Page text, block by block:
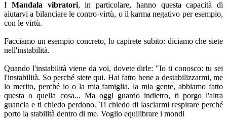
I Mandala vibratori, in particolare, hanno questa capacità di
aiutarvi a bilanciare le contro-virtù, o il karma negativo per esempio,
con le virtù.
Facciamo un esempio concreto, lo capirete subito: diciamo che siete
nell'instabilità.
Quando l'instabilità viene da voi, dovete dirle: "Io ti conosco: tu sei
l'instabilità. So perché siete qui. Hai fatto bene a destabilizzarmi, me
lo merito, perché io o la mia famiglia, la mia gente, abbiamo fatto
questa o quella cosa... Ma oggi guardo indietro, ti porgo l'altra
guancia e ti chiedo perdono. Ti chiedo di lasciarmi respirare perché
porto la stabilità dentro di me. Voglio equilibrare i mondi